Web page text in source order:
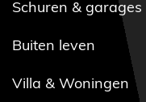
Schuren & garages
Buiten leven
Villa & Woningen